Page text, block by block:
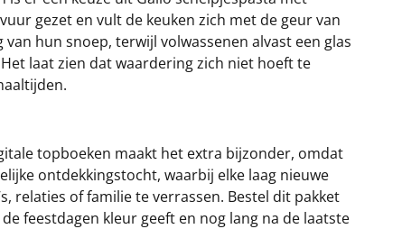
gezet en vult de keuken zich met de geur van
hun snoep, terwijl volwassenen alvast een glas
laat zien dat waardering zich niet hoeft te
topboeken maakt het extra bijzonder, omdat
ontdekkingstocht, waarbij elke laag nieuwe
relaties of familie te verrassen. Bestel dit pakket
feestdagen kleur geeft en nog lang na de laatste